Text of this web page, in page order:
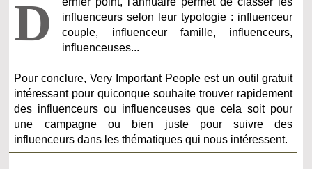
D
influenceurs selon leur typologie : influenceur
couple, influenceur famille, influenceurs,
influenceuses...
Pour conclure, Very Important People est un outil gratuit
intéressant pour quiconque souhaite trouver rapidement
des influenceurs ou influenceuses que cela soit pour
une campagne ou bien juste pour suivre des
influenceurs dans les thématiques qui nous intéressent.